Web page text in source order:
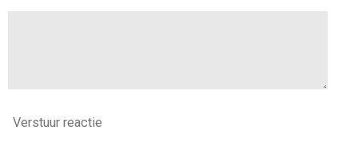
Verstuur reactie